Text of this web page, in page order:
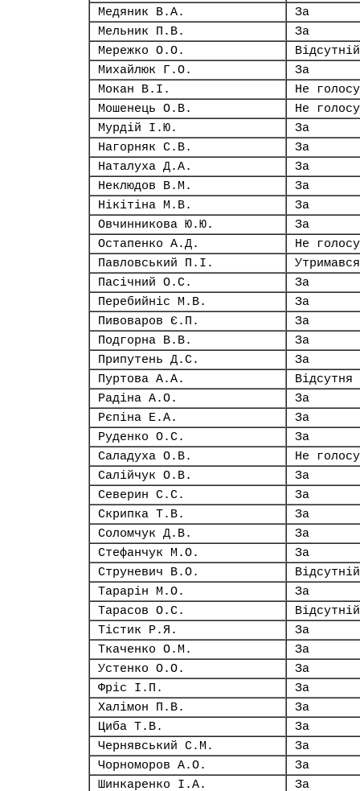
Медяник В.А.
За
Мельник П.В.
За
Мережко О.О.
Відсутній
Михайлюк Г.О.
За
Мокан В.І.
Не
Мошенець О.В.
Не
Мурдій І.Ю.
За
Нагорняк С.В.
За
Наталуха Д.А.
За
Неклюдов В.М.
За
Нікітіна М.В.
За
Овчинникова Ю.Ю.
За
Остапенко А.Д.
Не
Павловський П.І.
Утримався
Пасічний О.С.
За
Перебийніс М.В.
За
Пивоваров Є.П.
За
Подгорна В.В.
За
Припутень Д.С.
За
Пуртова А.А.
Відсутня
Радіна А.О.
За
Рєпіна Е.А.
За
Руденко О.С.
За
Саладуха О.В.
Не
Салійчук О.В.
За
Северин С.С.
За
Скрипка Т.В.
За
Соломчук Д.В.
За
Стефанчук М.О.
За
Струневич В.О.
Відсутній
Тарарін М.О.
За
Тарасов О.С.
Відсутній
Тістик Р.Я.
За
Ткаченко О.М.
За
Устенко О.О.
За
Фріс І.П.
За
Халімон П.В.
За
Циба Т.В.
За
Чернявський С.М.
За
Чорноморов А.О.
За
Шинкаренко І.А.
За